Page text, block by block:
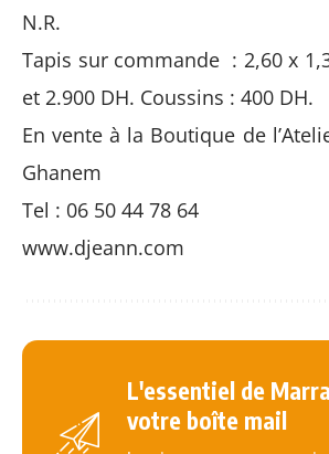
N.R.
Tapis sur commande : 2,60 x
et 2.900 DH. Coussins : 400 DH.
En vente à la Boutique de
Ghanem
Tel : 06 50 44 78 64
www.djeann.com
L'essentiel de
votre boîte mail